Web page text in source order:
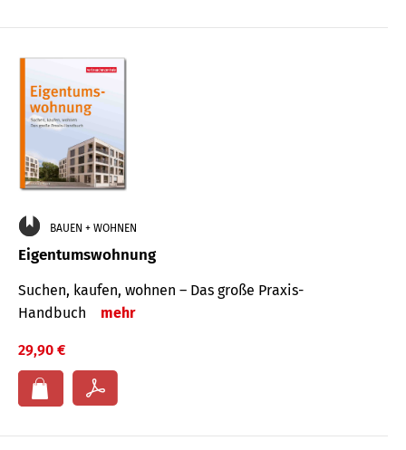
BAUEN + WOHNEN
Eigentumswohnung
Suchen, kaufen, wohnen – Das große Praxis-
Handbuch
mehr
29,90 €